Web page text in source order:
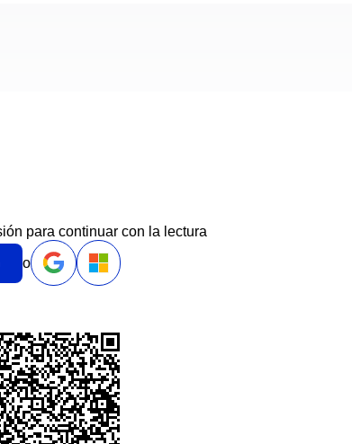
para continuar con la lectura
o